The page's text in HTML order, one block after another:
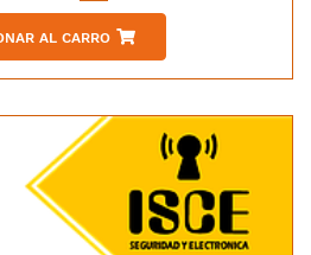
AL CARRO